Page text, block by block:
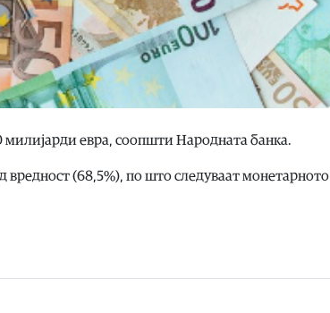
милијарди евра, соопшти Народната банка.
вредност (68,5%), по што следуваат монетарното